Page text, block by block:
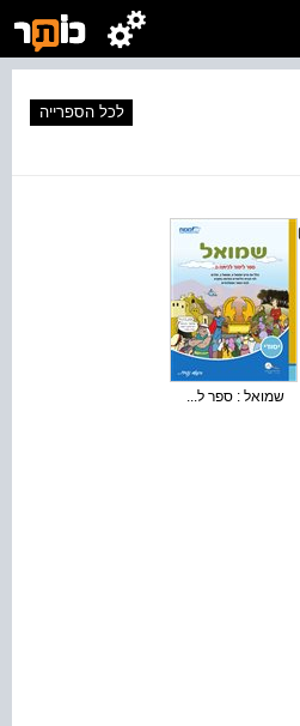
לכל הספרייה
שמואל : ספר ל...